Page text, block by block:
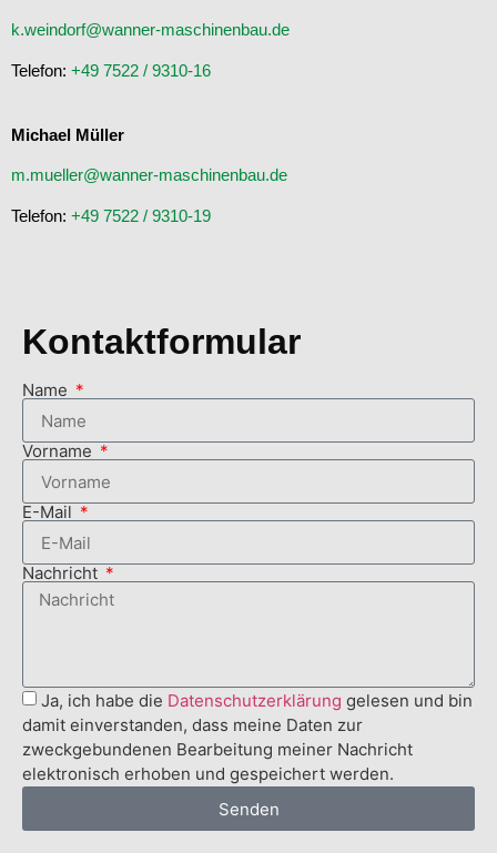
k.weindorf@wanner-maschinenbau.de
Telefon: +49 7522 / 9310-16
Michael Müller
m.mueller@wanner-maschinenbau.de
Telefon: +49 7522 / 9310-19
Kontaktformular
Name
Vorname
E-Mail
Nachricht
Ja, ich habe die Datenschutzerklärung gelesen und bin
damit einverstanden, dass meine Daten zur
zweckgebundenen Bearbeitung meiner Nachricht
elektronisch erhoben und gespeichert werden.
Senden